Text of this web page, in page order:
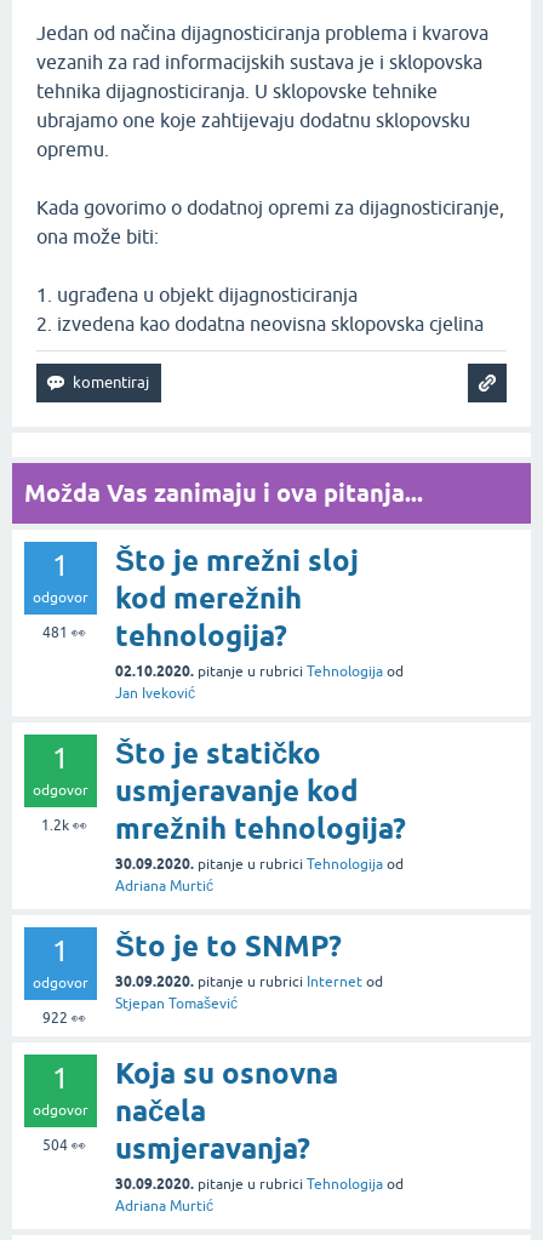
Jedan od načina dijagnosticiranja problema i kvarova
vezanih za rad informacijskih sustava je i sklopovska
tehnika dijagnosticiranja. U sklopovske tehnike
ubrajamo one koje zahtijevaju dodatnu sklopovsku
opremu.
Kada govorimo o dodatnoj opremi za dijagnosticiranje,
ona može biti:
1. ugrađena u objekt dijagnosticiranja
2. izvedena kao dodatna neovisna sklopovska cjelina
Možda Vas zanimaju i ova pitanja...
1
odgovor
481 👀
Što je mrežni sloj
kod merežnih
tehnologija?
02.10.2020. pitanje u rubrici Tehnologija od
Jan Iveković
1
odgovor
1.2k👀
Što je statičko
usmjeravanje kod
mrežnih tehnologija?
30.09.2020. pitanje u rubrici Tehnologija od
Adriana Murtić
1
odgovor
922 👀
Što je to SNMP?
30.09.2020. pitanje u rubrici Internet od
Stjepan Tomašević
1
odgovor
504👀
Koja su osnovna
načela
usmjeravanja?
30.09.2020. pitanje u rubrici Tehnologija od
Adriana Murtić